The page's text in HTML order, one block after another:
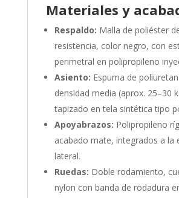
Materiales y
Respaldo: Malla de poliéster
resistencia, color negro, con
perimetral en polipropileno
Asiento: Espuma de
densidad media (aprox. 25–30
tapizado en tela sintética tipo
Apoyabrazos: Polipropileno
acabado mate, integrados a la
lateral.
Ruedas: Doble rodamiento,
nylon con banda de rodadura